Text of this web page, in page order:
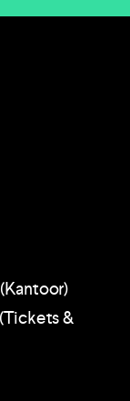
&